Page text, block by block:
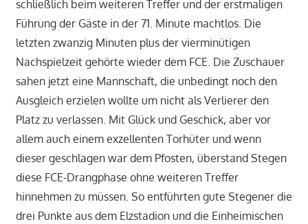
schließlich beim weiteren Treffer und der erstmaligen
Führung der Gäste in der 71. Minute machtlos. Die
letzten zwanzig Minuten plus der vierminütigen
Nachspielzeit gehörte wieder dem FCE. Die Zuschauer
sahen jetzt eine Mannschaft, die unbedingt noch den
Ausgleich erzielen wollte um nicht als Verlierer den
Platz zu verlassen. Mit Glück und Geschick, aber vor
allem auch einem exzellenten Torhüter und wenn
dieser geschlagen war dem Pfosten, überstand Stegen
diese FCE-Drangphase ohne weiteren Treffer
hinnehmen zu müssen. So entführten gute Stegener die
drei Punkte aus dem Elzstadion und die Einheimischen